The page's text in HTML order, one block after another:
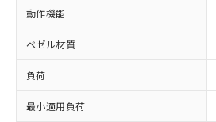
動作機能
ベゼル材質
負荷
最小適用負荷